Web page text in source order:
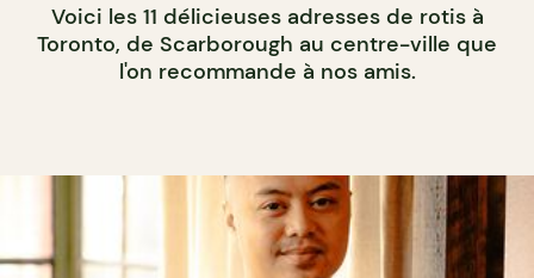
Voici les 11 délicieuses adresses de rotis à
Toronto, de Scarborough au centre-ville que
l'on recommande à nos amis.